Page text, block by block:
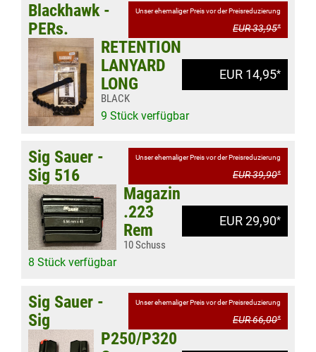
Unser ehemaliger Preis vor der Preisreduzierung
EUR 33,95*
EUR 14,95*
Blackhawk -
PERs.
RETENTION
LANYARD
LONG
BLACK
9 Stück verfügbar
Unser ehemaliger Preis vor der Preisreduzierung
EUR 39,90*
EUR 29,90*
Sig Sauer -
Sig 516
Magazin
.223
Rem
10 Schuss
8 Stück verfügbar
Unser ehemaliger Preis vor der Preisreduzierung
EUR 66,00*
Sig Sauer -
Sig
P250/P320